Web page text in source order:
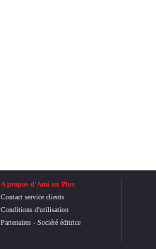
A propos d'Ami ou Plus
Contact service clients
Conditions d'utilisation
Partenaires- Société éditrice